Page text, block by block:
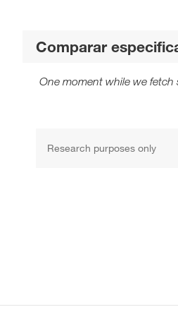
Comparar
One moment while we
Research purposes only